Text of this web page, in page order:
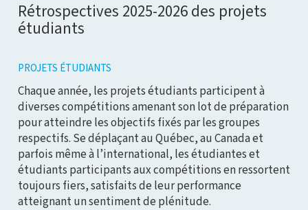
Rétrospectives 2025-2026 des projets
étudiants
PROJETS ÉTUDIANTS
Chaque année, les projets étudiants participent à
diverses compétitions amenant son lot de préparation
pour atteindre les objectifs fixés par les groupes
respectifs. Se déplaçant au Québec, au Canada et
parfois même à l’international, les étudiantes et
étudiants participants aux compétitions en ressortent
toujours fiers, satisfaits de leur performance
atteignant un sentiment de plénitude.